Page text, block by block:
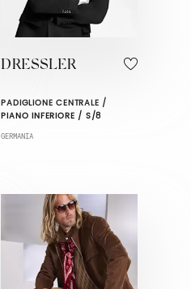
DRESSLER
PADIGLIONE CENTRALE /
PIANO INFERIORE / S/8
GERMANIA